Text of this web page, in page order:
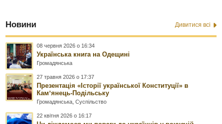
Новини Дивитися всі
08 червня 2026 о 16:34
Українська книга на Одещині
Громадянська
27 травня 2026 о 17:37
Презентація «Історії української Конституції» в
Камʼянець-Подільську
Громадянська ,Суспільство
22 квітня 2026 о 16:17